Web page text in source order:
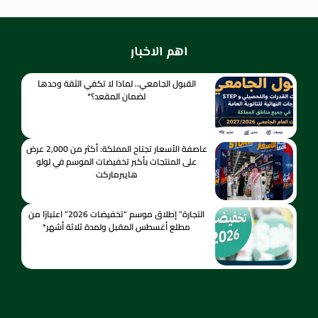
اهم الاخبار
القبول الجامعي.. لماذا لا تكفي الثقة وحدها
لضمان المقعد؟*
عاصفة الأسعار تجتاح المملكة: أكثر من 2,000 عرض
على المنتجات بأكبر تخفيضات الموسم في لولو
هايبرماركت
التجارة” إطلاق موسم “تخفيضات 2026” اعتبارًا من
مطلع أغسطس المقبل ولمدة ثلاثة أشهر*